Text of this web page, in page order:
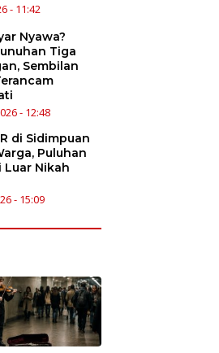
- 11:42
Nyawa?
Tiga
Sembilan
- 12:48
di Sidimpuan
Puluhan
Luar Nikah
- 15:09